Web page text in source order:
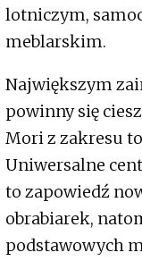
lotniczym,
meblarskim.
Największym
powinny się
Mori z zakresu
Uniwersalne
to zapowiedź
obrabiarek,
podstawowych